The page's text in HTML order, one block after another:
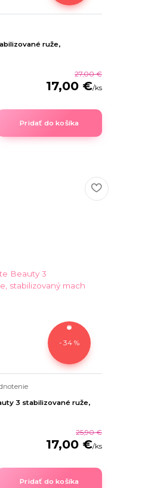
ruže,
27,00 €
17,00 €/ks
Pridať do košíka
- 34 %
3 stabilizované ruže,
25,90 €
17,00 €/ks
Pridať do košíka